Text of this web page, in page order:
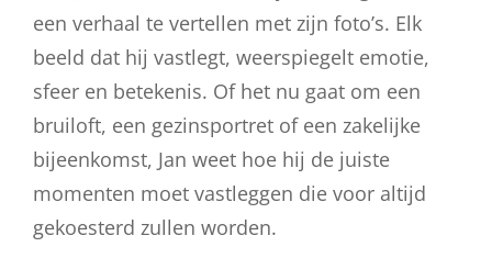
een verhaal te vertellen met zijn foto’s. Elk
beeld dat hij vastlegt, weerspiegelt emotie,
sfeer en betekenis. Of het nu gaat om een
bruiloft, een gezinsportret of een zakelijke
bijeenkomst, Jan weet hoe hij de juiste
momenten moet vastleggen die voor altijd
gekoesterd zullen worden.